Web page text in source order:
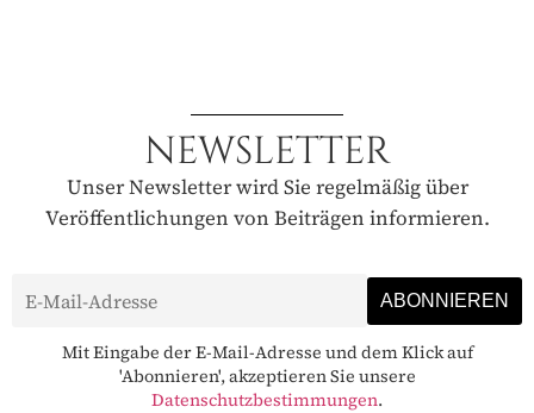
NEWSLETTER
Unser Newsletter wird Sie regelmäßig über
Veröffentlichungen von Beiträgen informieren.
Mit Eingabe der E-Mail-Adresse und dem Klick auf
'Abonnieren', akzeptieren Sie unsere
Datenschutzbestimmungen.